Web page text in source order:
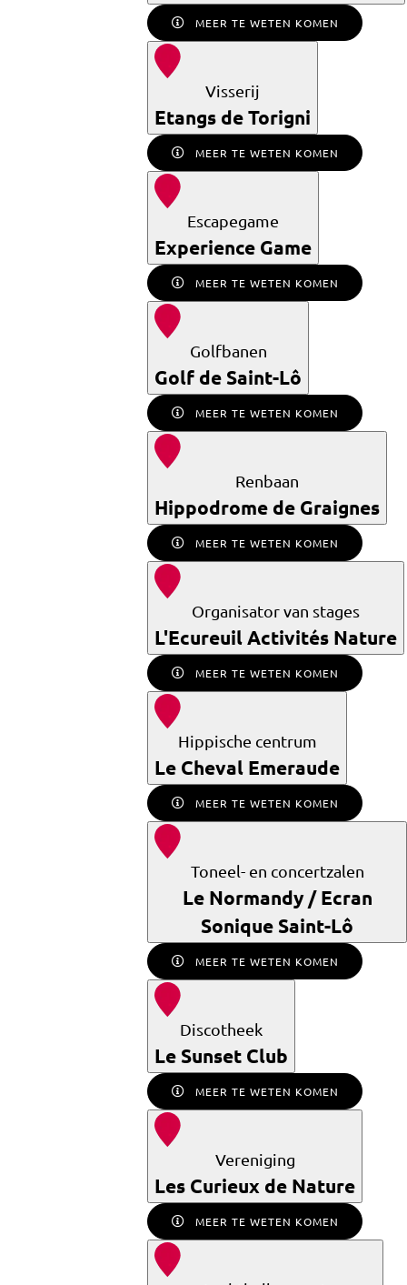
MEER TE WETEN KOMEN
Visserij
Etangs de Torigni
MEER TE WETEN KOMEN
Escapegame
Experience Game
MEER TE WETEN KOMEN
Golfbanen
Golf de Saint-Lô
MEER TE WETEN KOMEN
Renbaan
Hippodrome de Graignes
MEER TE WETEN KOMEN
Organisator van stages
L'Ecureuil Activités Nature
MEER TE WETEN KOMEN
Hippische centrum
Le Cheval Emeraude
MEER TE WETEN KOMEN
Toneel- en concertzalen
Le Normandy / Ecran
Sonique Saint-Lô
MEER TE WETEN KOMEN
Discotheek
Le Sunset Club
MEER TE WETEN KOMEN
Vereniging
Les Curieux de Nature
MEER TE WETEN KOMEN